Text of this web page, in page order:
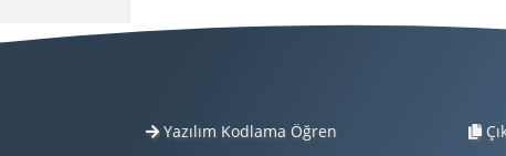
Yazılım Kodlama Öğren